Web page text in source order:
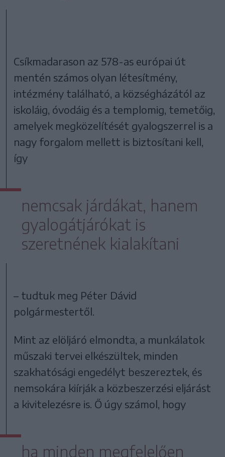
Csíkmadarason az 578-as európai út
mentén számos olyan létesítmény,
intézmény található, a községházától az
iskoláig, óvodáig és a templomig, temetőig,
amelyek megközelítését gyalogszerrel is a
nagy forgalom mellett is biztosítani kell,
így
nemcsak járdákat, hanem
gyalogátjárókat is
szeretnének kialakítani
– tudtuk meg Péter Dávid
polgármestertől.
Mint az elöljáró elmondta, a munkálatok
műszaki tervei elkészültek, minden
szakhatósági engedélyt beszereztek, és
nemsokára kiírják a közbeszerzési eljárást
a kivitelezésre is. Ő úgy számol, hogy
ha minden megfelelően